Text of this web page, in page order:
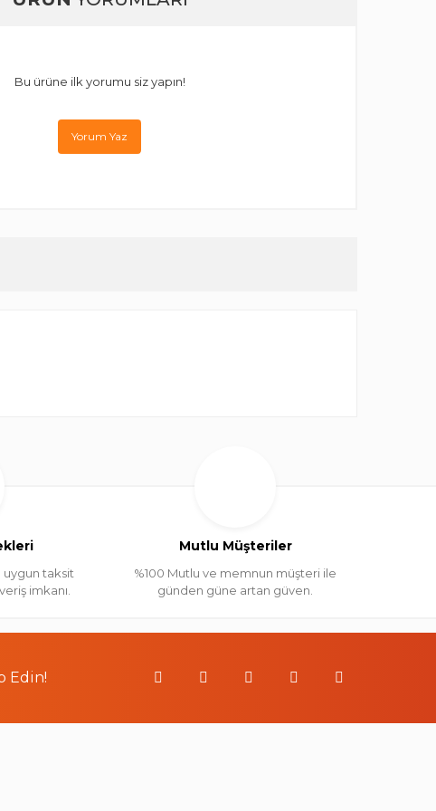
Bu ürüne ilk yorumu siz yapın!
Yorum Yaz
uygun taksit
imkanı.
Mutlu Müşteriler
%100 Mutlu ve memnun müşteri ile
günden güne artan güven.
Edin!